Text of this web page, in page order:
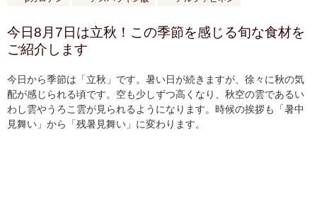
今日8月7日は立秋！この季節を感じる旬な食材を
ご紹介します
今日から季節は「立秋」です。暑い日が続きますが、徐々に秋の気
配が感じられる頃です。空も少しずつ高くなり、秋空の雲であるい
わし雲やうろこ雲が見られるようになります。時候の挨拶も「暑中
見舞い」から「残暑見舞い」に変わります。